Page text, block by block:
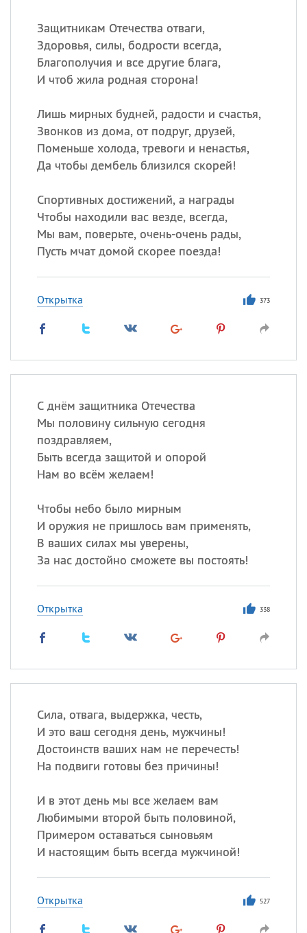
Защитникам Отечества отваги,
Здоровья, силы, бодрости всегда,
Благополучия и все другие блага,
И чтоб жила родная сторона!
Лишь мирных будней, радости и счастья,
Звонков из дома, от подруг, друзей,
Поменьше холода, тревоги и ненастья,
Да чтобы дембель близился скорей!
Спортивных достижений, а награды
Чтобы находили вас везде, всегда,
Мы вам, поверьте, очень-очень рады,
Пусть мчат домой скорее поезда!
Открытка 373
С днём защитника Отечества
Мы половину сильную сегодня
поздравляем,
Быть всегда защитой и опорой
Нам во всём желаем!
Чтобы небо было мирным
И оружия не пришлось вам применять,
В ваших силах мы уверены,
За нас достойно сможете вы постоять!
Открытка 338
Сила, отвага, выдержка, честь,
И это ваш сегодня день, мужчины!
Достоинств ваших нам не перечесть!
На подвиги готовы без причины!
И в этот день мы все желаем вам
Любимыми второй быть половиной,
Примером оставаться сыновьям
И настоящим быть всегда мужчиной!
Открытка 527